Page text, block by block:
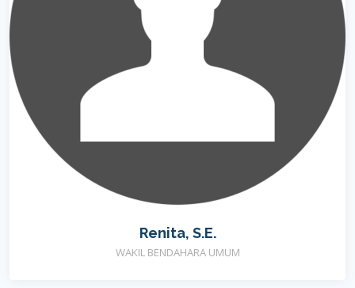
Renita, S.E.
WAKIL BENDAHARA UMUM